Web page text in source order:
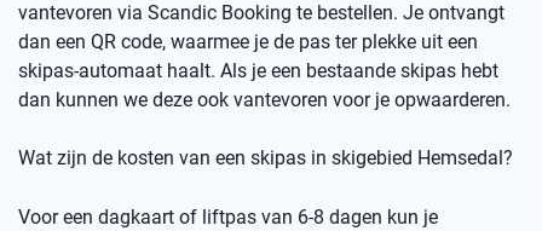
vantevoren via Scandic Booking te bestellen. Je ontvangt
dan een QR code, waarmee je de pas ter plekke uit een
skipas-automaat haalt. Als je een bestaande skipas hebt
dan kunnen we deze ook vantevoren voor je opwaarderen.
Wat zijn de kosten van een skipas in skigebied Hemsedal ?
Voor een dagkaart of liftpas van 6-8 dagen kun je